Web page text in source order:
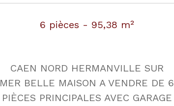
6 pièces - 95,38 m²
CAEN NORD HERMANVILLE SUR
MER BELLE MAISON A VENDRE DE 6
PIÈCES PRINCIPALES AVEC GARAGE